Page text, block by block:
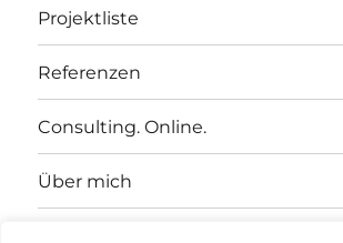
Projektliste
Referenzen
Consulting. Online.
Über mich